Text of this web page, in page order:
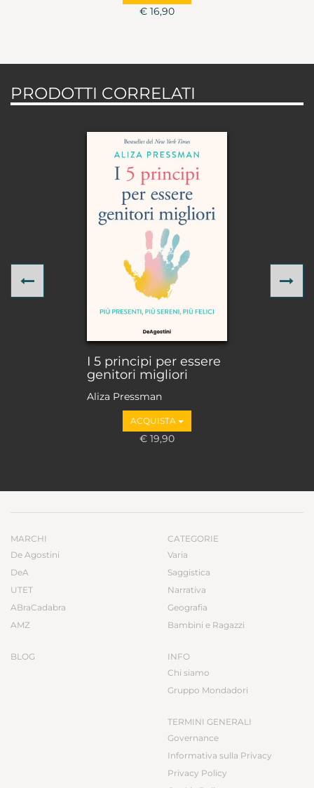
€ 16,90
PRODOTTI CORRELATI
I 5 principi per essere
genitori migliori
Aliza Pressman
ACQUISTA
€ 19,90
Previous
MARCHI
De Agostini
DeA
UTET
ABraCadabra
AMZ
BLOG
CATEGORIE
Varia
Saggistica
Narrativa
Geografia
Bambini e Ragazzi
INFO
Chi siamo
Gruppo Mondadori
TERMINI GENERALI
Governance
Informativa sulla Privacy
Privacy Policy